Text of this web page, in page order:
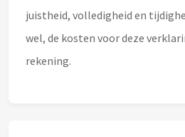
juistheid, volledigheid en
wel, de kosten voor deze
rekening.